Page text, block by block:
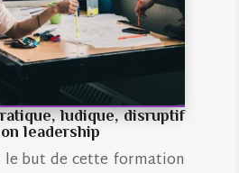
ludique, disruptif
leadership
le but de cette formation